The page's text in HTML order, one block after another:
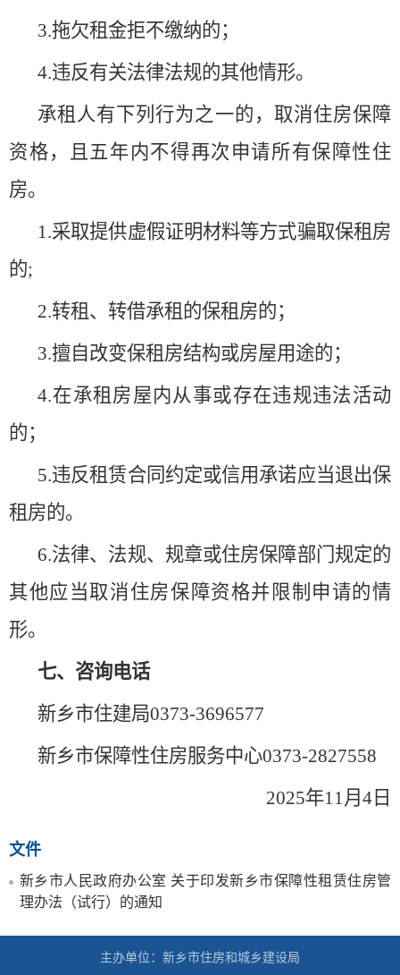
3.拖欠租金拒不缴纳的；
4.违反有关法律法规的其他情形。
承租人有下列行为之一的，取消住房保障
资格，且五年内不得再次申请所有保障性住
房。
1.采取提供虚假证明材料等方式骗取保租房
的;
2.转租、转借承租的保租房的；
3.擅自改变保租房结构或房屋用途的；
4.在承租房屋内从事或存在违规违法活动
的；
5.违反租赁合同约定或信用承诺应当退出保
租房的。
6.法律、法规、规章或住房保障部门规定的
其他应当取消住房保障资格并限制申请的情
形。
七、咨询电话
新乡市住建局0373-3696577
新乡市保障性住房服务中心0373-2827558
2025年11月4日
文件
新乡市人民政府办公室 关于印发新乡市保障性租赁住房管
理办法（试行）的通知
主办单位：新乡市住房和城乡建设局